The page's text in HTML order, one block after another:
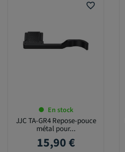
favorite_border
En stock
JJC TA-GR4 Repose-pouce
métal pour...
Prix
15,90 €